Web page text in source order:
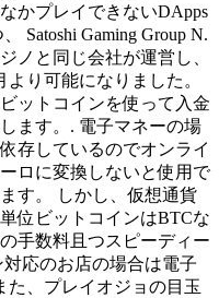
かプレイできないDApps
Satoshi Gaming Group N.
ノと同じ会社が運営し、
り可能になりました。
ットコインを使って入金
ます。. 電子マネーの場
存しているのでオンライ
ロに変換しないと使用で
す。 しかし、仮想通貨
位ビットコインはBTCな
手数料且つスピーディー
応のお店の場合は電子
た、プレイオジョの目玉